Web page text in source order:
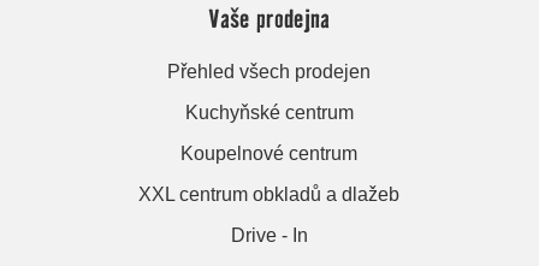
Vaše prodejna
Přehled všech prodejen
Kuchyňské centrum
Koupelnové centrum
XXL centrum obkladů a dlažeb
Drive - In